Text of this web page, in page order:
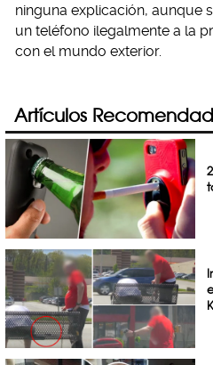
ninguna explicación, aunque
un teléfono ilegalmente a la
con el mundo exterior.
Artículos